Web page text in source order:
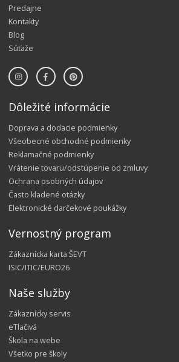
Predajne
Kontakty
Blog
Súťaže
Dôležité informácie
Doprava a dodacie podmienky
Všeobecné obchodné podmienky
Reklamačné podmienky
Vrátenie tovaru/odstúpenie od zmluvy
Ochrana osobných údajov
Často kladené otázky
Elektronické darčekové poukážky
Vernostný program
Zákaznícka karta ŠEVT
ISIC/ITIC/EURO26
Naše služby
Zákaznícky servis
eTlačivá
Škola na webe
Všetko pre školy